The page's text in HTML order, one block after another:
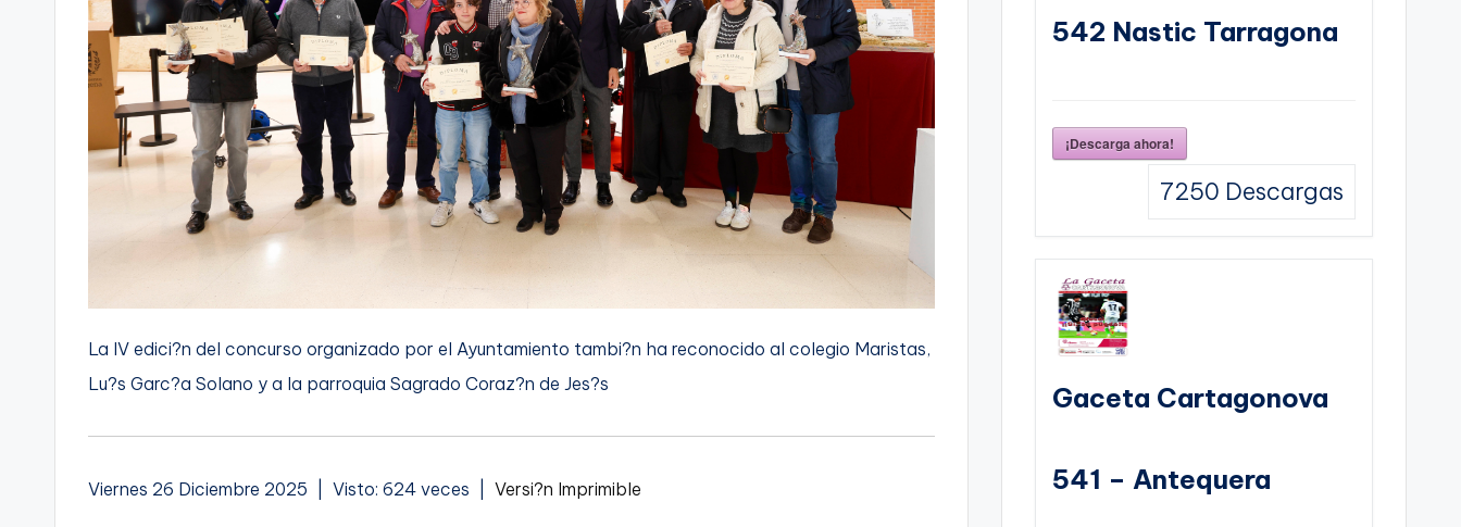
La IV edici?n del concurso organizado por el Ayuntamiento tambi?n ha reconocido al colegio Maristas,
Lu?s Garc?a Solano y a la parroquia Sagrado Coraz?n de Jes?s
Viernes 26 Diciembre 2025 | Visto: 624 veces | Versi?n Imprimible
542 Nastic Tarragona
¡Descarga ahora!
7250 Descargas
Gaceta Cartagonova
541 – Antequera